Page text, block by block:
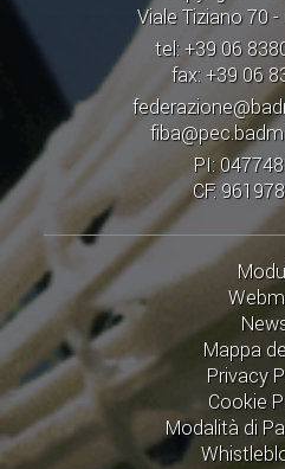
Viale Tiziano 70 -
tel: +39 06
fax: +39 06
PI:
CF:
Mappa
Privacy
Cookie
Modalità di